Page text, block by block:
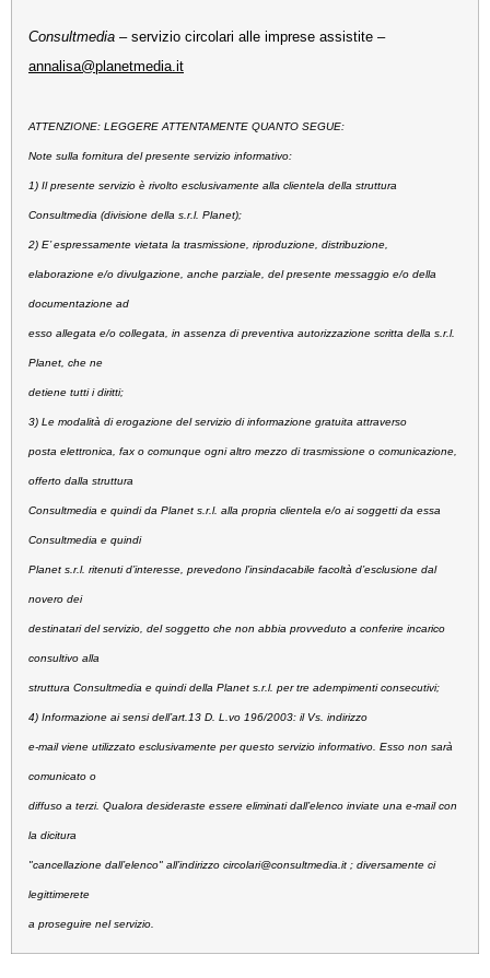
Consultmedia – servizio circolari alle imprese assistite –
annalisa@planetmedia.it
ATTENZIONE: LEGGERE ATTENTAMENTE QUANTO SEGUE:
Note sulla fornitura del presente servizio informativo:
1) Il presente servizio è rivolto esclusivamente alla clientela della struttura
Consultmedia (divisione della s.r.l. Planet);
2) E’ espressamente vietata la trasmissione, riproduzione, distribuzione,
elaborazione e/o divulgazione, anche parziale, del presente messaggio e/o della
documentazione ad
esso allegata e/o collegata, in assenza di preventiva autorizzazione scritta della s.r.l.
Planet, che ne
detiene tutti i diritti;
3) Le modalità di erogazione del servizio di informazione gratuita attraverso
posta elettronica, fax o comunque ogni altro mezzo di trasmissione o comunicazione,
offerto dalla struttura
Consultmedia e quindi da Planet s.r.l. alla propria clientela e/o ai soggetti da essa
Consultmedia e quindi
Planet s.r.l. ritenuti d’interesse, prevedono l’insindacabile facoltà d’esclusione dal
novero dei
destinatari del servizio, del soggetto che non abbia provveduto a conferire incarico
consultivo alla
struttura Consultmedia e quindi della Planet s.r.l. per tre adempimenti consecutivi;
4) Informazione ai sensi dell’art.13 D. L.vo 196/2003: il Vs. indirizzo
e-mail viene utilizzato esclusivamente per questo servizio informativo. Esso non sarà
comunicato o
diffuso a terzi. Qualora desideraste essere eliminati dall’elenco inviate una e-mail con
la dicitura
"cancellazione dall’elenco" all’indirizzo circolari@consultmedia.it ; diversamente ci
legittimerete
a proseguire nel servizio.